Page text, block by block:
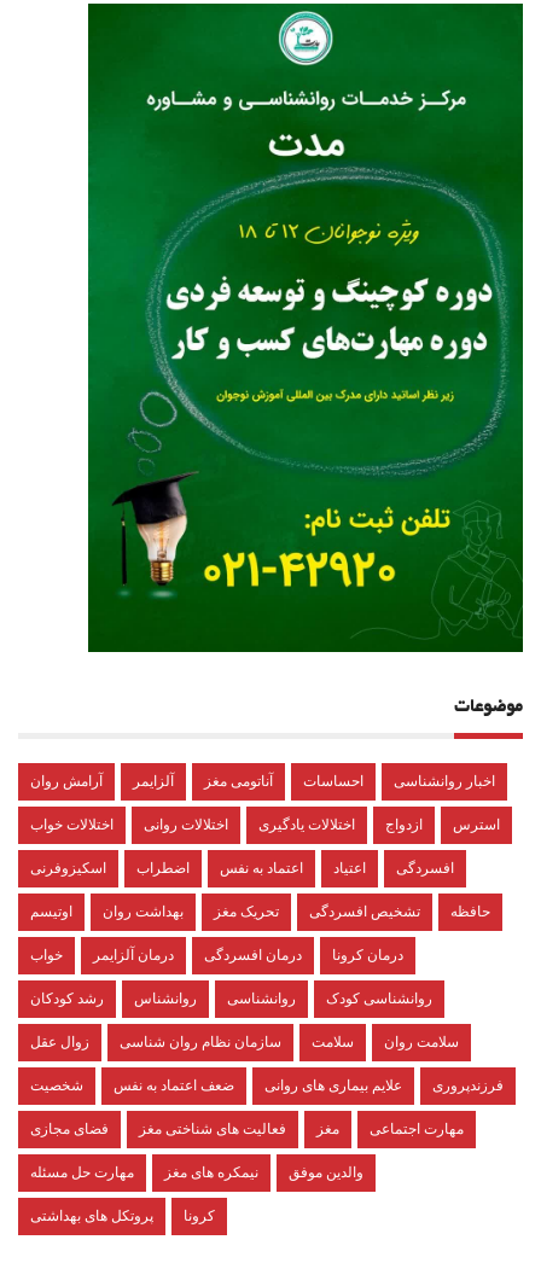
موضوعات
آرامش روان آلزایمر آناتومی مغز احساسات اخبار روانشناسی
اختلالات خواب اختلالات روانی اختلالات یادگیری ازدواج استرس
اسکیزوفرنی اضطراب اعتماد به نفس اعتیاد افسردگی
اوتیسم بهداشت روان تحریک مغز تشخیص افسردگی حافظه
خواب درمان آلزایمر درمان افسردگی درمان کرونا
رشد کودکان روانشناس روانشناسی روانشناسی کودک
زوال عقل سازمان نظام روان شناسی سلامت سلامت روان
شخصیت ضعف اعتماد به نفس علایم بیماری های روانی فرزندپروری
فضای مجازی فعالیت های شناختی مغز مغز مهارت اجتماعی
مهارت حل مسئله نیمکره های مغز والدین موفق
پروتکل های بهداشتی کرونا